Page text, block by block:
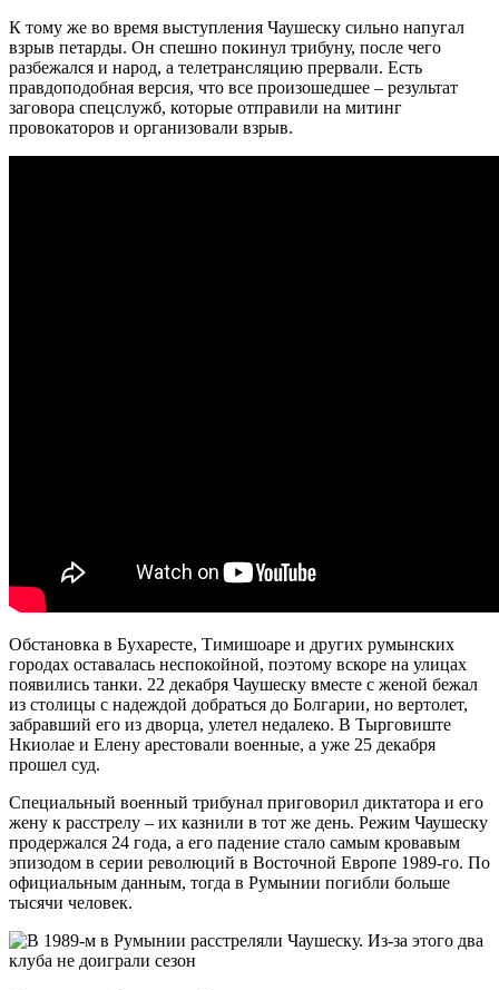
К тому же во время выступления Чаушеску сильно напугал
взрыв петарды. Он спешно покинул трибуну, после чего
разбежался и народ, а телетрансляцию прервали. Есть
правдоподобная версия, что все произошедшее – результат
заговора спецслужб, которые отправили на митинг
провокаторов и организовали взрыв.
Обстановка в Бухаресте, Тимишоаре и других румынских
городах оставалась неспокойной, поэтому вскоре на улицах
появились танки. 22 декабря Чаушеску вместе с женой бежал
из столицы с надеждой добраться до Болгарии, но вертолет,
забравший его из дворца, улетел недалеко. В Тырговиште
Нкиолае и Елену арестовали военные, а уже 25 декабря
прошел суд.
Специальный военный трибунал приговорил диктатора и его
жену к расстрелу – их казнили в тот же день. Режим Чаушеску
продержался 24 года, а его падение стало самым кровавым
эпизодом в серии революций в Восточной Европе 1989-го. По
официальным данным, тогда в Румынии погибли больше
тысячи человек.